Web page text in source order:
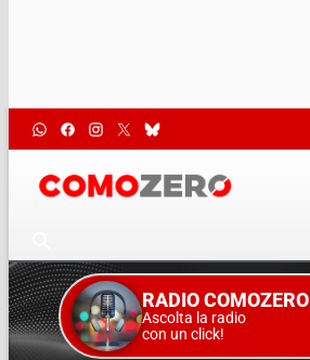
RADIO COMOZERO
Ascolta la radio
con un click!